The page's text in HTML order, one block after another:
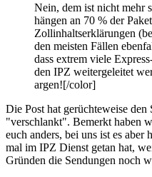
Nein, dem ist nicht mehr
hängen an 70 % der
Zollinhaltserklärungen
den meisten Fällen
dass extrem viele
den IPZ weitergeleitet
argen![/color]
Die Post hat gerüchteweise
"verschlankt". Bemerkt haben
euch anders, bei uns ist es
mal im IPZ Dienst getan hat,
Gründen die Sendungen noch